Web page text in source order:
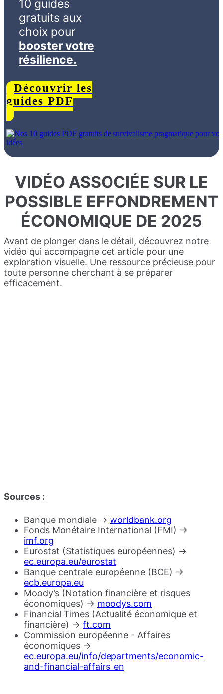
10 guides
gratuits aux
choix pour
booster votre
résilience.
Découvrir les
guides PDF
VIDÉO ASSOCIÉE SUR LE
POSSIBLE EFFONDREMENT
ÉCONOMIQUE DE 2025
Avant de plonger dans le détail, découvrez notre
vidéo qui accompagne cet article pour une
exploration visuelle. Une ressource précieuse pour
toute personne cherchant à se préparer
efficacement.
Sources :
Banque mondiale → worldbank.org
Fonds Monétaire International (FMI) →
imf.org
Eurostat (Statistiques européennes) →
ec.europa.eu/eurostat
Banque centrale européenne (BCE) →
ecb.europa.eu
Moody’s (Notation financière et risques
économiques) → moodys.com
Financial Times (Actualité économique et
financière) → ft.com
Commission européenne - Affaires
économiques →
ec.europa.eu/info/departments/economic-
and-financial-affairs_en